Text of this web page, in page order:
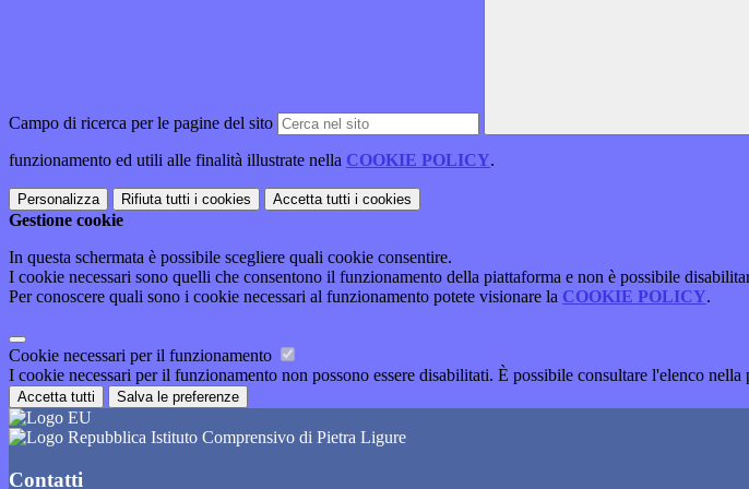
Campo di ricerca per le pagine del sito
funzionamento ed utili alle finalità illustrate nella COOKIE POLICY.
Personalizza Rifiuta tutti i cookies Accetta tutti i cookies
Gestione cookie
In questa schermata è possibile scegliere quali cookie consentire.
I cookie necessari sono quelli che consentono il funzionamento della piattaforma e non è possibile
Per conoscere quali sono i cookie necessari al funzionamento potete visionare la COOKIE POLICY.
Cookie necessari per il funzionamento
I cookie necessari per il funzionamento non possono essere disabilitati. È possibile consultare l'elenco
Accetta tutti Salva le preferenze
Istituto Comprensivo di Pietra Ligure
Contatti